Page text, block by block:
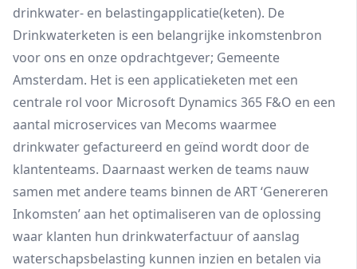
drinkwater- en belastingapplicatie(keten). De
Drinkwaterketen is een belangrijke inkomstenbron
voor ons en onze opdrachtgever; Gemeente
Amsterdam. Het is een applicatieketen met een
centrale rol voor Microsoft Dynamics 365 F&O en een
aantal microservices van Mecoms waarmee
drinkwater gefactureerd en geïnd wordt door de
klantenteams. Daarnaast werken de teams nauw
samen met andere teams binnen de ART ‘Genereren
Inkomsten’ aan het optimaliseren van de oplossing
waar klanten hun drinkwaterfactuur of aanslag
waterschapsbelasting kunnen inzien en betalen via